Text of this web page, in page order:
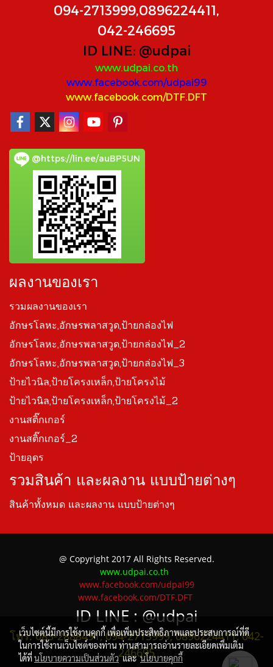
094-2713999,0896224411,
042-246695
ID LINE: @udpai
www.udpai.co.th
www.facebook.com/udpai99
www.facebook.com/DTF.DFT
@https://lin.ee/auBP5UN
ผลงานของเรา
รวมผลงานของเรา
อักษรโลหะ,อักษรพลาสวูด,ป้ายกล่องไฟ
อักษรโลหะ,อักษรพลาสวูด,ป้ายกล่องไฟ_2
อักษรโลหะ,อักษรพลาสวูด,ป้ายกล่องไฟ_3
ป้ายไวนิล,ป้ายโครงเหล็ก,ป้ายโครงไม้
ป้ายไวนิล,ป้ายโครงเหล็ก,ป้ายโครงไม้_2
งานสติ๊กเกอร์
งานสติ๊กเกอร์_2
ป้ายอุดร
รวมสินค้า และผลงาน แบบป้ายต่างๆ
สินค้าทั้งหมด และผลงาน แบบป้ายต่างๆ
@ Copyright 2017 All Rights Reserved.
www.udpai.co.th
www.facebook.com/udpai99
www.facebook.com/DTF.DFT
ID LINE : @udpai
โทร. 083-2888491, 094-2713999, 0896224411, 042-
246695
เว็บไซต์นี้มีการใช้งานคุกกี้ เพื่อเพิ่มประสิทธิภาพและประสบการณ์ที่ดี
ในการใช้งานเว็บไซต์ของท่าน ท่านสามารถอ่านรายละเอียดเพิ่มเติม
ได้ที่นโยบายความเป็นส่วนตัวและนโยบายคุกกี้